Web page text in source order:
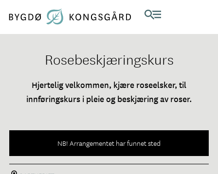
Rosebeskjæringskurs
Hjertelig velkommen, kjære roseelsker, til
innføringskurs i pleie og beskjæring av roser.
NB! Arrangementet har funnet sted